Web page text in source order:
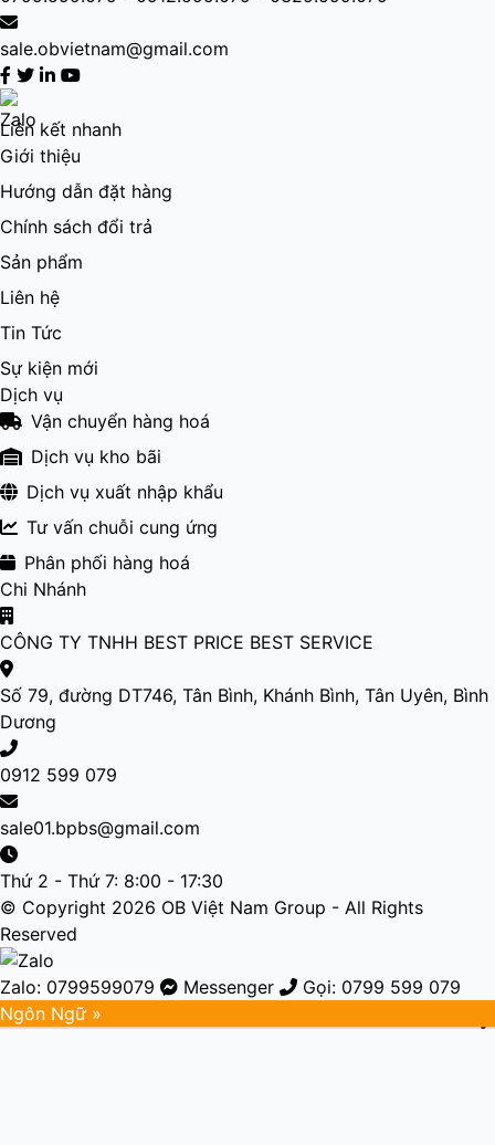
sale.obvietnam@gmail.com
Liên kết nhanh
Giới thiệu
Hướng dẫn đặt hàng
Chính sách đổi trả
Sản phẩm
Liên hệ
Tin Tức
Sự kiện mới
Dịch vụ
Vận chuyển hàng hoá
Dịch vụ kho bãi
Dịch vụ xuất nhập khẩu
Tư vấn chuỗi cung ứng
Phân phối hàng hoá
Chi Nhánh
CÔNG TY TNHH BEST PRICE BEST SERVICE
Số 79, đường DT746, Tân Bình, Khánh Bình, Tân Uyên, Bình
Dương
0912 599 079
sale01.bpbs@gmail.com
Thứ 2 - Thứ 7: 8:00 - 17:30
© Copyright 2026 OB Việt Nam Group - All Rights
Reserved
Zalo: 0799599079 Messenger
Gọi: 0799 599 079
Ngôn Ngữ »